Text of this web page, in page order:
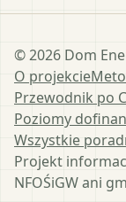
©2026 Dom
O projekcie
Przewodnik po
Poziomy
Wszystkie
Projekt
NFOŚiGW ani